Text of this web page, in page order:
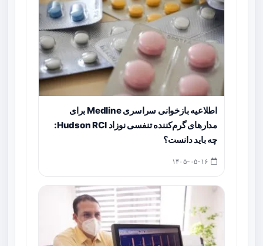
اطلاعیه بازخوانی سراسری Medline برای
مدارهای گرم‌کننده تنفسی نوزاد Hudson RCI:
چه باید دانست؟